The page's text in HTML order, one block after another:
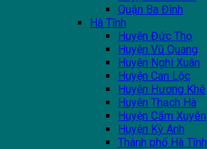
Quận Ba Đình
Hà Tĩnh
Huyện Đức Thọ
Huyện Vũ Quang
Huyện Nghi Xuân
Huyện Can Lộc
Huyện Hương Khê
Huyện Thạch Hà
Huyện Cẩm Xuyên
Huyện Kỳ Anh
Thành phố Hà Tĩnh